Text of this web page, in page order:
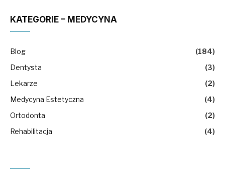
KATEGORIE – MEDYCYNA
Blog
(184)
Dentysta
(3)
Lekarze
(2)
Medycyna Estetyczna
(4)
Ortodonta
(2)
Rehabilitacja
(4)